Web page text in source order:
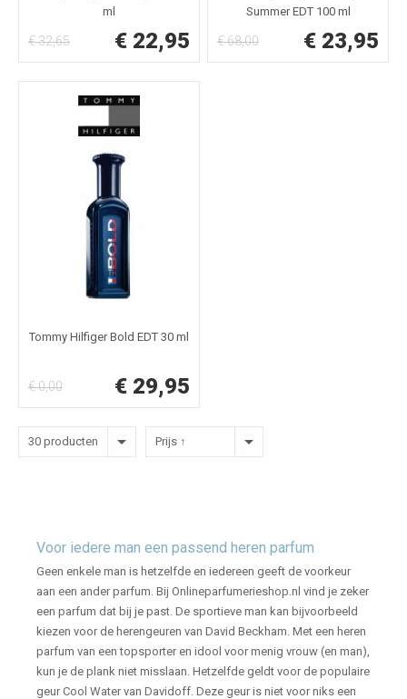
ml
€ 32,65 € 22,95
Summer EDT 100 ml
€ 68,00 € 23,95
Tommy Hilfiger Bold EDT 30 ml
€ 0,00 € 29,95
30 producten Prijs ↑
Voor iedere man een passend heren parfum
Geen enkele man is hetzelfde en iedereen geeft de voorkeur
aan een ander parfum. Bij Onlineparfumerieshop.nl vind je zeker
een parfum dat bij je past. De sportieve man kan bijvoorbeeld
kiezen voor de herengeuren van David Beckham. Met een heren
parfum van een topsporter en idool voor menig vrouw (en man),
kun je de plank niet misslaan. Hetzelfde geldt voor de populaire
geur Cool Water van Davidoff. Deze geur is niet voor niks een